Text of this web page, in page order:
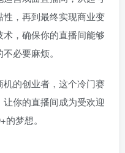
，再到最终实现商业变
，确保你的直播间能够
必要麻烦。
的创业者，这个冷门赛
你的直播间成为受欢迎
梦想。